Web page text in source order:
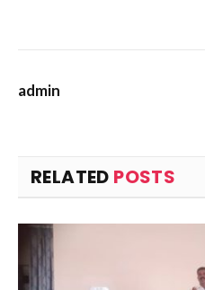
admin
RELATED POSTS